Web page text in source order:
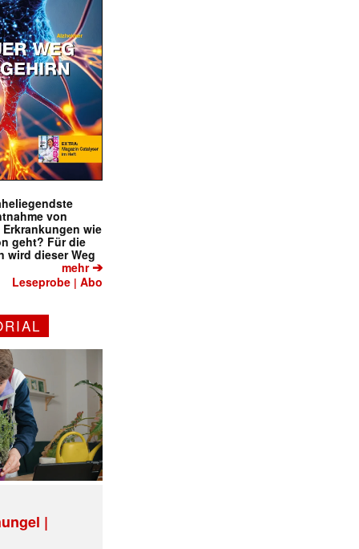
von
wie
geht? Für die
wird dieser Weg
mehr➔
Leseprobe |Abo
|